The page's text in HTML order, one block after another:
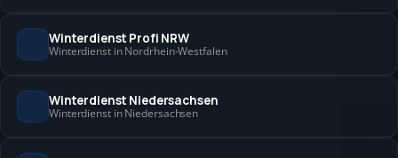
Winterdienst Profi NRW
Winterdienst in Nordrhein-Westfalen
Winterdienst Niedersachsen
Winterdienst in Niedersachsen